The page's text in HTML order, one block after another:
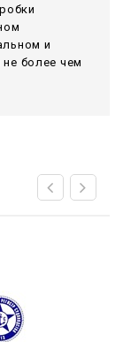
и
более чем